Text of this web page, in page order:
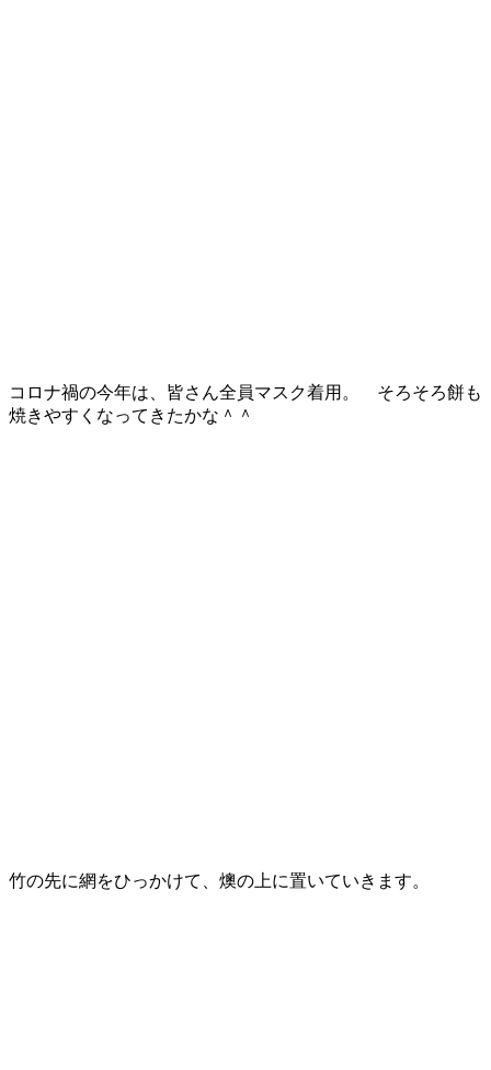
コロナ禍の今年は、皆さん全員マスク着用。 そろそろ餅も
焼きやすくなってきたかな＾＾
竹の先に網をひっかけて、燠の上に置いていきます。